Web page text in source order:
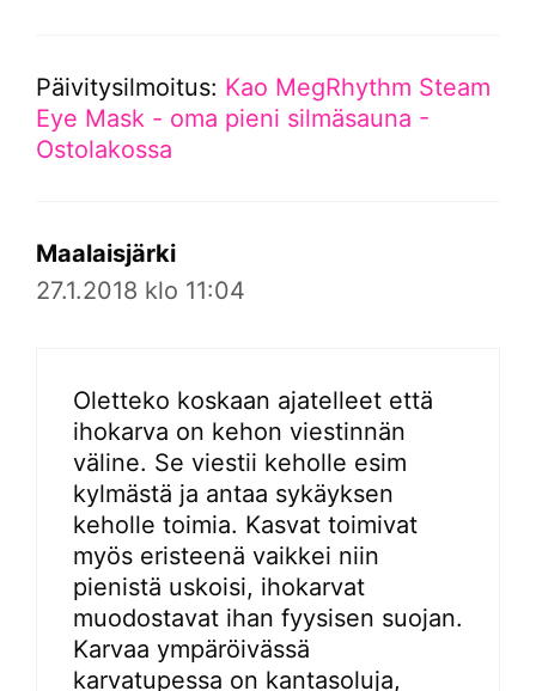
Päivitysilmoitus: Kao MegRhythm Steam
Eye Mask - oma pieni silmäsauna -
Ostolakossa
Maalaisjärki
27.1.2018 klo 11:04
Oletteko koskaan ajatelleet että
ihokarva on kehon viestinnän
väline. Se viestii keholle esim
kylmästä ja antaa sykäyksen
keholle toimia. Kasvat toimivat
myös eristeenä vaikkei niin
pienistä uskoisi, ihokarvat
muodostavat ihan fyysisen suojan.
Karvaa ympäröivässä
karvatupessa on kantasoluja,